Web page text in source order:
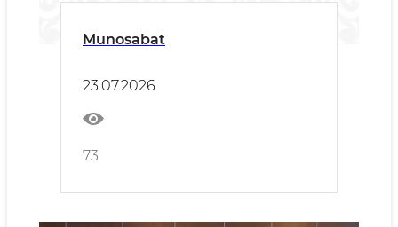
Munosabat
23.07.2026
73